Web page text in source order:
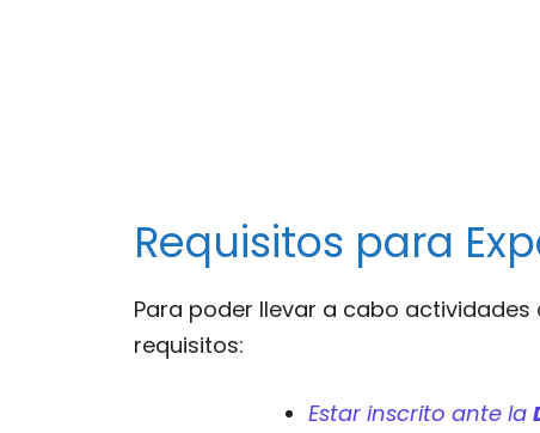
Requisitos para
Para poder llevar a cabo
requisitos:
Estar inscrito ante la